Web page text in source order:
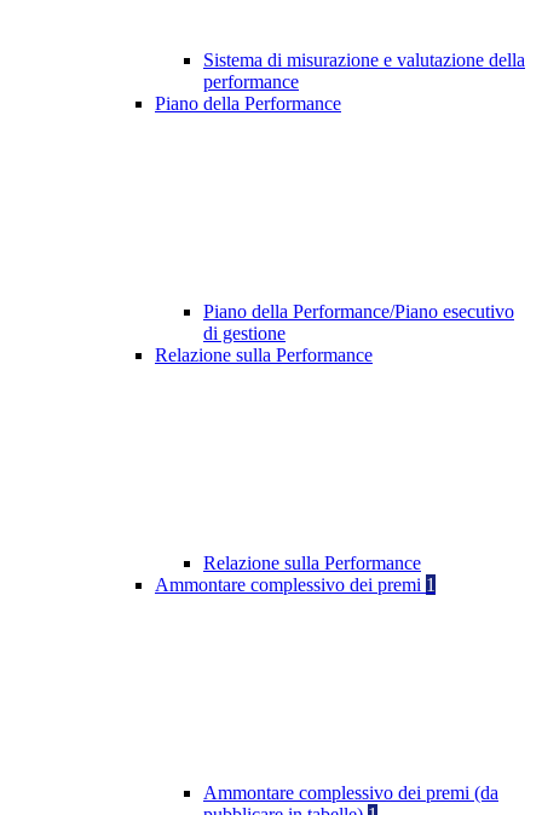
Sistema di misurazione e valutazione della
performance
Piano della Performance
Piano della Performance/Piano esecutivo
di gestione
Relazione sulla Performance
Relazione sulla Performance
Ammontare complessivo dei premi 1
Ammontare complessivo dei premi (da